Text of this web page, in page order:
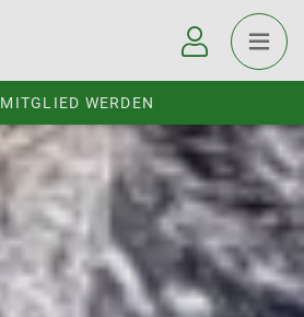
MITGLIED WERDEN